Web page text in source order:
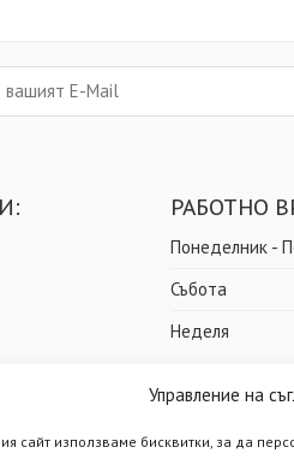
Управление на
сайт използваме бисквитки, за да
РАБОТНО
Понеделник -
Събота
Неделя